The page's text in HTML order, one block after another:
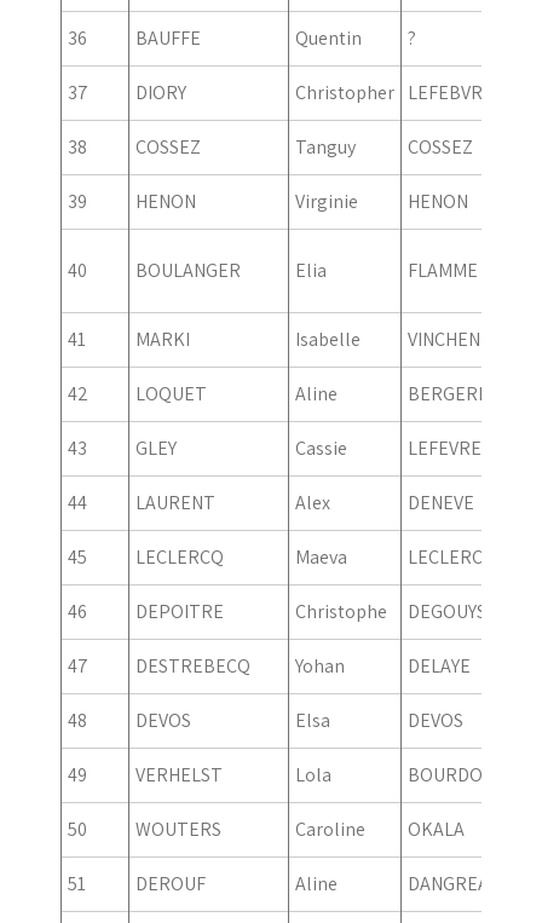
36 BAUFFE Quentin ?
37 DIORY Christopher LEFEBVRE
38 COSSEZ Tanguy COSSEZ
39 HENON Virginie HENON
40 BOULANGER Elia FLAMME
41 MARKI Isabelle VINCHENT
42 LOQUET Aline BERGERET
43 GLEY Cassie LEFEVRE
44 LAURENT Alex DENEVE
45 LECLERCQ Maeva LECLERCQ
46 DEPOITRE Christophe DEGOUYS
47 DESTREBECQ Yohan DELAYE
48 DEVOS Elsa DEVOS
49 VERHELST Lola BOURDON
50 WOUTERS Caroline OKALA
51 DEROUF Aline DANGREAU